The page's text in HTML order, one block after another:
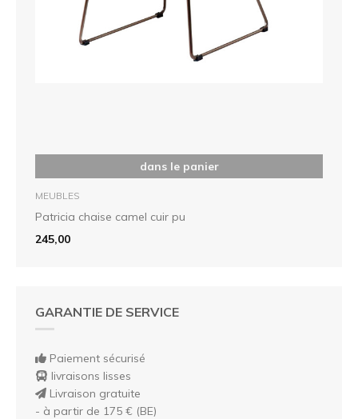
dans le panier
MEUBLES
Patricia chaise camel cuir pu
245,00
GARANTIE DE SERVICE
Paiement sécurisé
livraisons lisses
Livraison gratuite
- à partir de 175 € (BE)